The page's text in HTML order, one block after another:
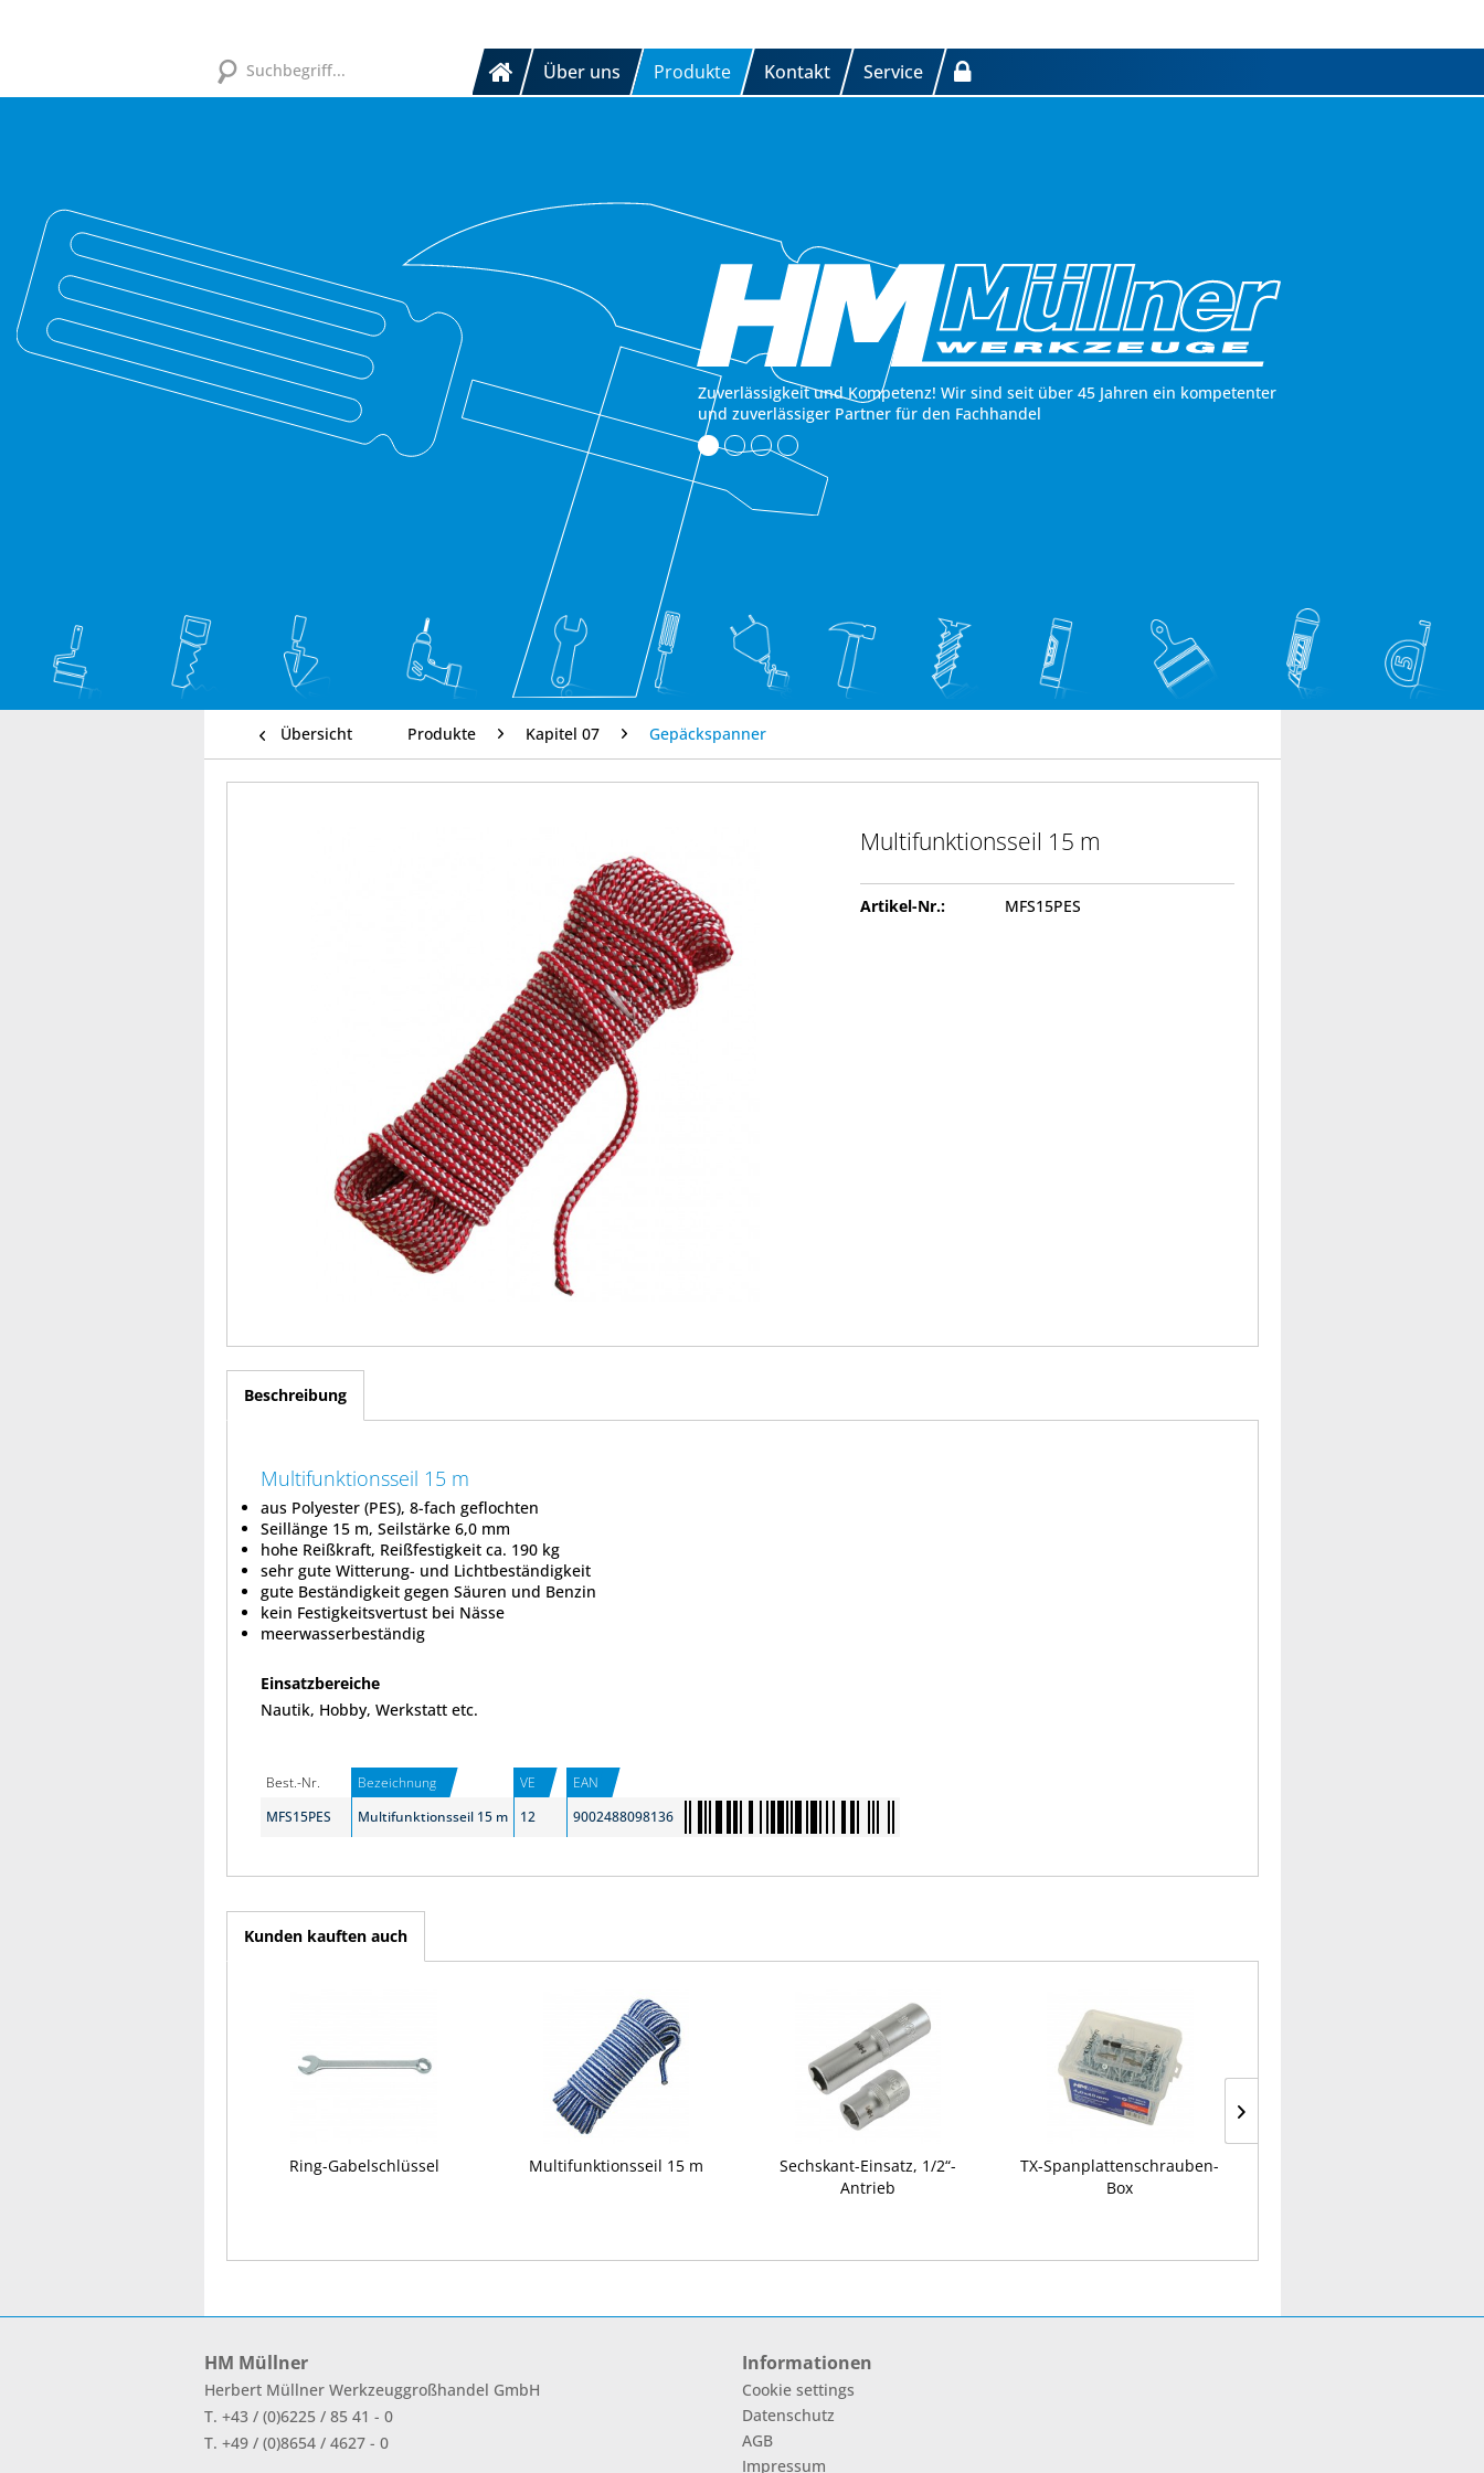
Über uns Produkte Kontakt Service
Zuverlässigkeit und Kompetenz! Wir sind seit über 45 Jahren ein kompetenter
und zuverlässiger Partner für den Fachhandel
Übersicht Produkte Kapitel 07 Gepäckspanner
Multifunktionsseil 15 m
Artikel-Nr.: MFS15PES
Beschreibung
Multifunktionsseil 15 m
aus Polyester (PES), 8-fach geflochten
Seillänge 15 m, Seilstärke 6,0 mm
hohe Reißkraft, Reißfestigkeit ca. 190 kg
sehr gute Witterung- und Lichtbeständigkeit
gute Beständigkeit gegen Säuren und Benzin
kein Festigkeitsvertust bei Nässe
meerwasserbeständig
Einsatzbereiche
Nautik, Hobby, Werkstatt etc.
Best.-Nr. Bezeichnung VE
EAN
MFS15PES
Multifunktionsseil 15 m 12 9002488098136
Kunden kauften auch
Ring-Gabelschlüssel Multifunktionsseil 15 m
Sechskant-Einsatz, 1/2“-
Antrieb
TX-Spanplattenschrauben-
Box
HM Müllner
Herbert Müllner Werkzeuggroßhandel GmbH
T. +43 / (0)6225 / 85 41 - 0
T. +49 / (0)8654 / 4627 - 0
Informationen
Cookie settings
Datenschutz
AGB
Impressum